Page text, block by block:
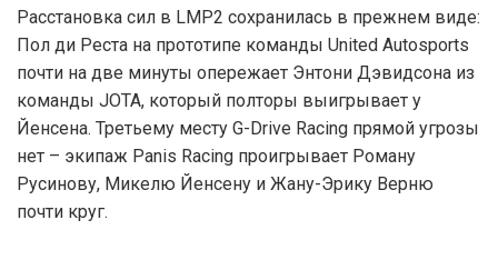
Расстановка сил в LMP2 сохранилась в прежнем виде:
Пол ди Реста на прототипе команды United Autosports
почти на две минуты опережает Энтони Дэвидсона из
команды JOTA, который полторы выигрывает у
Йенсена. Третьему месту G-Drive Racing прямой угрозы
нет – экипаж Panis Racing проигрывает Роману
Русинову, Микелю Йенсену и Жану-Эрику Верню
почти круг.